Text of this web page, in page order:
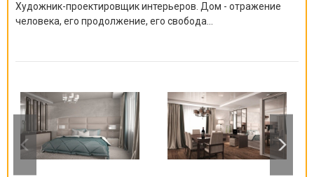
Художник-проектировщик интерьеров. Дом - отражение
человека, его продолжение, его свобода...